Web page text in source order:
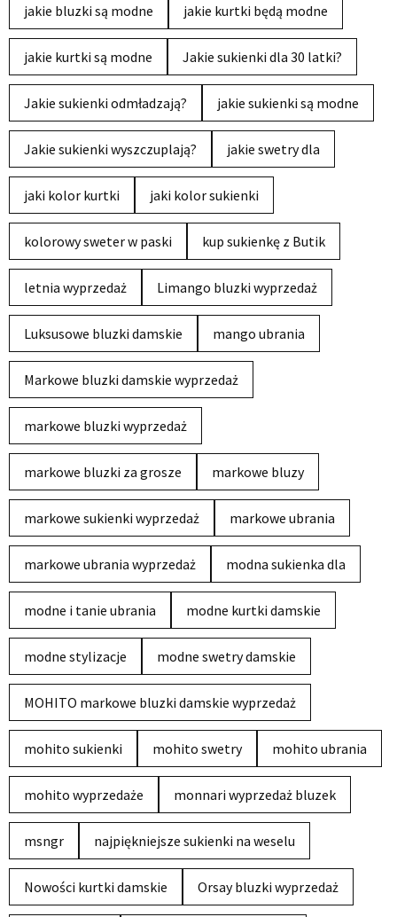
jakie bluzki są modne jakie kurtki będą modne
jakie kurtki są modne Jakie sukienki dla 30 latki?
Jakie sukienki odmładzają? jakie sukienki są modne
Jakie sukienki wyszczuplają? jakie swetry dla
jaki kolor kurtki jaki kolor sukienki
kolorowy sweter w paski kup sukienkę z Butik
letnia wyprzedaż Limango bluzki wyprzedaż
Luksusowe bluzki damskie mango ubrania
Markowe bluzki damskie wyprzedaż
markowe bluzki wyprzedaż
markowe bluzki za grosze markowe bluzy
markowe sukienki wyprzedaż markowe ubrania
markowe ubrania wyprzedaż modna sukienka dla
modne i tanie ubrania modne kurtki damskie
modne stylizacje modne swetry damskie
MOHITO markowe bluzki damskie wyprzedaż
mohito sukienki mohito swetry mohito ubrania
mohito wyprzedaże monnari wyprzedaż bluzek
msngr najpiękniejsze sukienki na weselu
Nowości kurtki damskie Orsay bluzki wyprzedaż